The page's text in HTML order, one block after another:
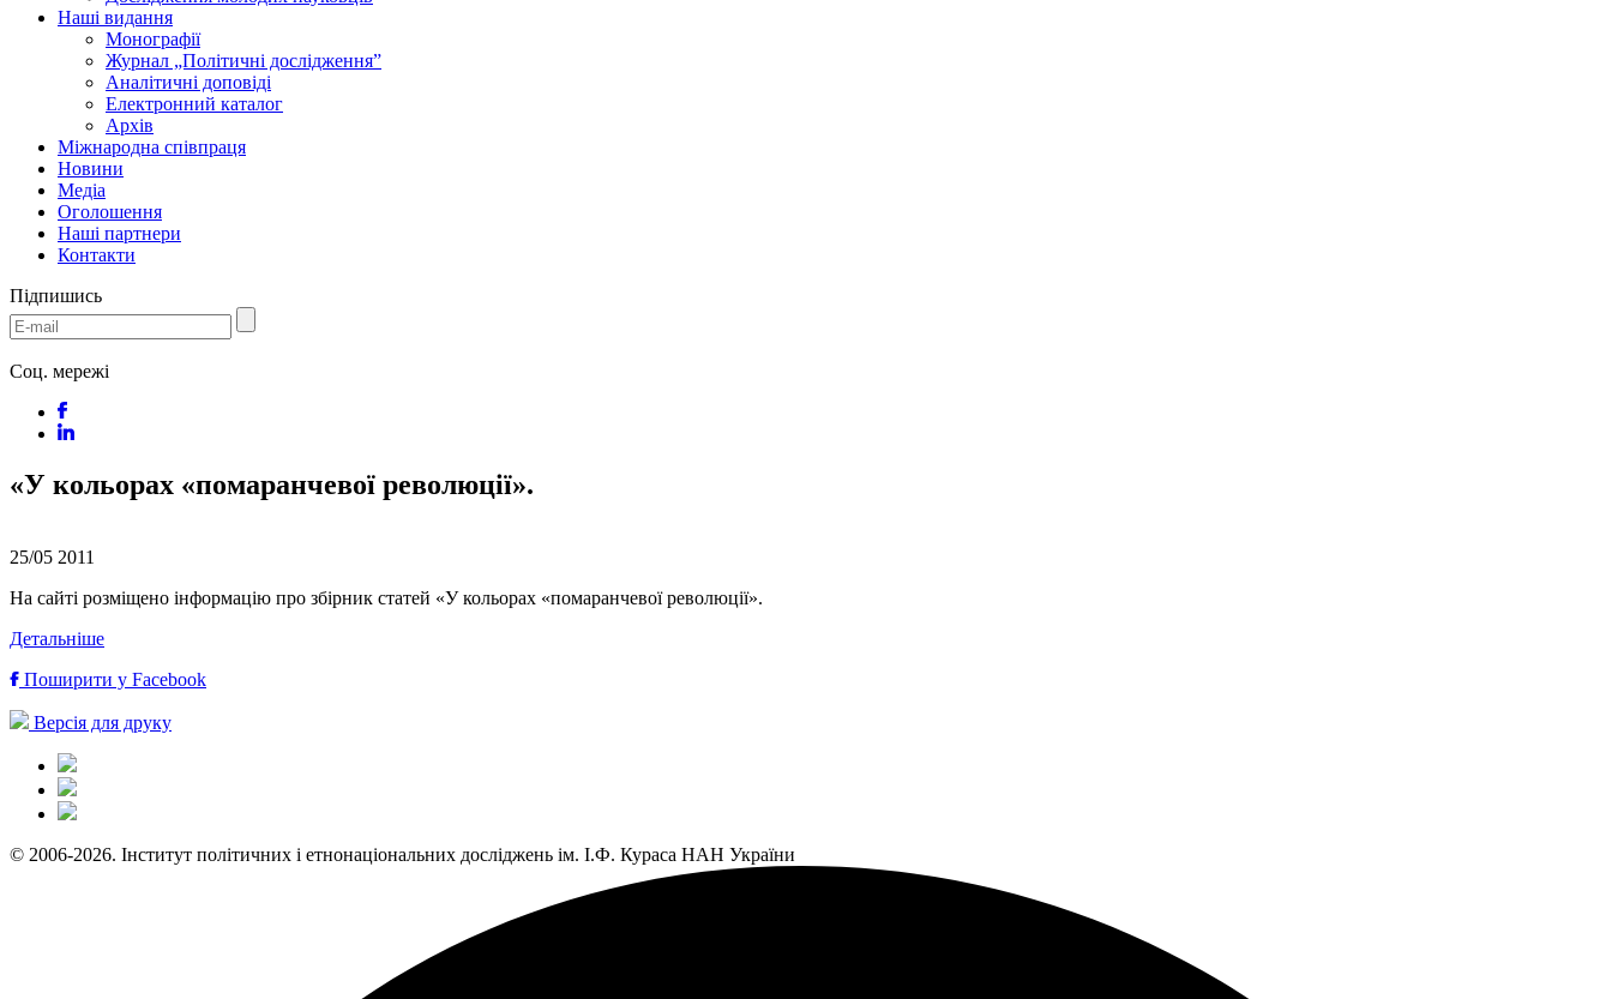
Наші видання
Монографії
Журнал „Політичні дослідження”
Аналітичні доповіді
Електронний каталог
Архів
Міжнародна співпраця
Новини
Медіa
Оголошення
Наші партнери
Контакти
Підпишись
Соц. мережі
«У кольорах «помаранчевої революції».
25/05 2011
На сайті розміщено інформацію про збірник статей «У кольорах «помаранчевої революції».
Детальніше
Поширити у Facebook
Версія для друку
© 2006-2026. Інститут політичних і етнонаціональних досліджень ім. І.Ф. Кураса НАН України